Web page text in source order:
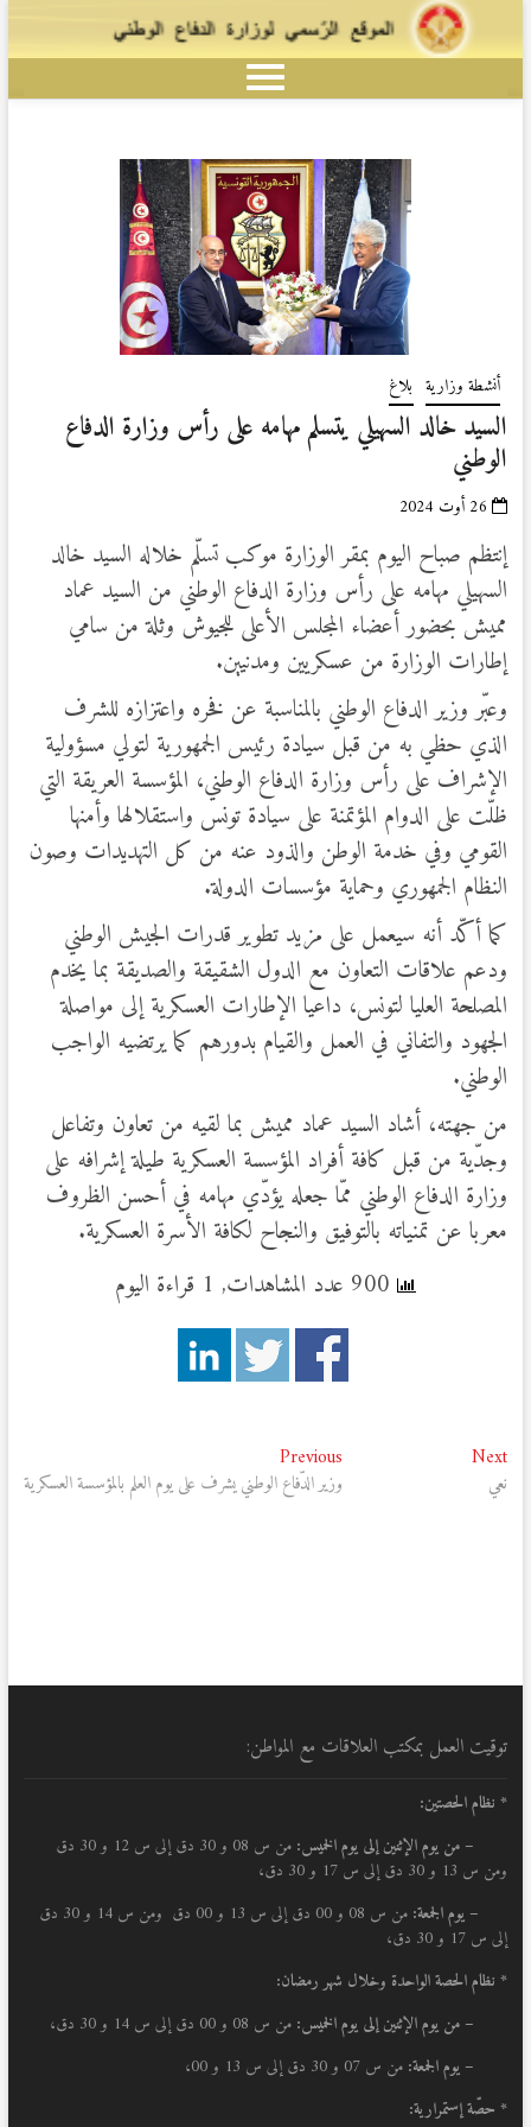
أنشطة وزارية بلاغ
السيد خالد السهيلي يتسلم مهامه على رأس وزارة الدفاع
الوطني
26 أوت 2024
إنتظم صباح اليوم بمقر الوزارة موكب تسلّم خلاله السيد خالد
السهيلي مهامه على رأس وزارة الدفاع الوطني من السيد عماد
مميش بحضور أعضاء المجلس الأعلى للجيوش وثلة من سامي
إطارات الوزارة من عسكريين ومدنيين.
وعبّر وزير الدفاع الوطني بالمناسبة عن فخره واعتزازه للشرف
الذي حظي به من قبل سيادة رئيس الجمهورية لتولي مسؤولية
الإشراف على رأس وزارة الدفاع الوطني، المؤسسة العريقة التي
ظلّت على الدوام المؤتمنة على سيادة تونس واستقلالها وأمنها
القومي وفي خدمة الوطن والذود عنه من كل التهديدات وصون
النظام الجمهوري وحماية مؤسسات الدولة.
كما أكّد أنه سيعمل على مزيد تطوير قدرات الجيش الوطني
ودعم علاقات التعاون مع الدول الشقيقة والصديقة بما يخدم
المصلحة العليا لتونس، داعيا الإطارات العسكرية إلى مواصلة
الجهود والتفاني في العمل والقيام بدورهم كما يرتضيه الواجب
الوطني.
من جهته، أشاد السيد عماد مميش بما لقيه من تعاون وتفاعل
وجدّية من قبل كافة أفراد المؤسسة العسكرية طيلة إشرافه على
وزارة الدفاع الوطني ممّا جعله يؤدّي مهامه في أحسن الظروف
معربا عن تمنياته بالتوفيق والنجاح لكافة الأسرة العسكرية.
900 عدد المشاهدات, 1 قراءة اليوم
تصفّح
المقالات
Previous
Previous
post:
وزير الدّفاع الوطني يشرف على يوم العلم بالمؤسسة العسكرية
Next
Next
نعي
توقيت العمل بمكتب العلاقات مع المواطن:
* نظام الحصتين:
– من يوم الإثنين إلى يوم الخميس:
من س 08 و 30 دق إلى س 12 و 30 دق
ومن س 13 و 30 دق إلى س 17 و 30 دق،
– يوم الجمعة:
من س 08 و 00 دق إلى س 13 و 00 دق ومن س 14 و 30 دق
إلى س 17 و 30 دق،
* نظام الحصة الواحدة وخلال شهر رمضان:
– من يوم الإثنين إلى يوم الخميس: من س 08 و 00 دق إلى س 14 و 30 دق،
– يوم الجمعة: من س 07 و 30 دق إلى س 13 و 00،
* حصّة إستمرارية: